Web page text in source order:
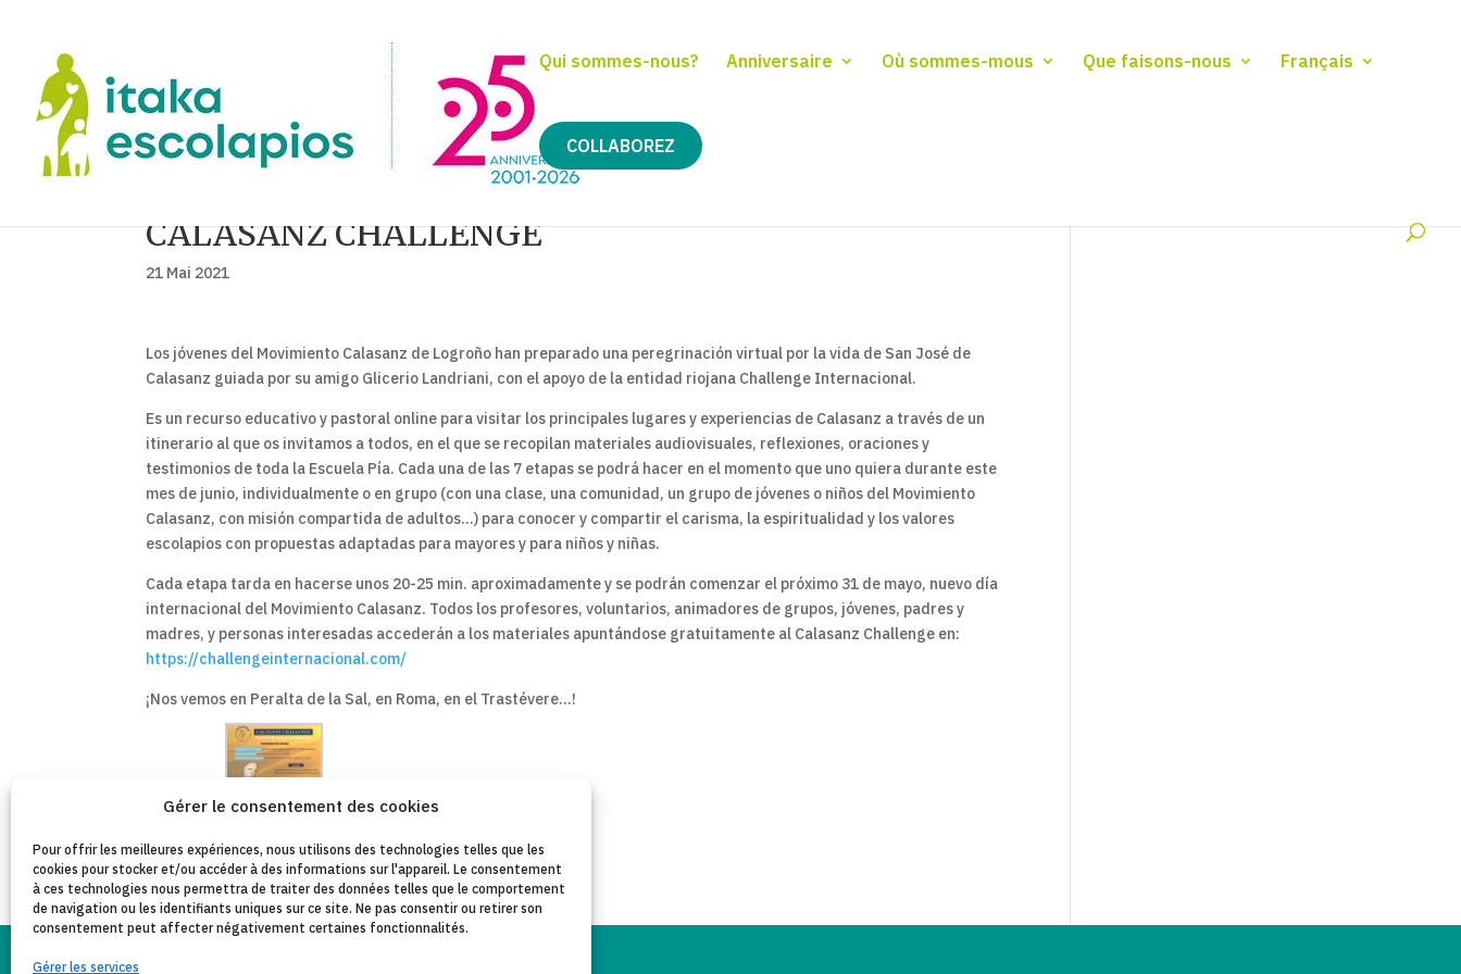
Gérer le consentement des cookies
Pour offrir les meilleures expériences, nous utilisons des technologies telles que les
cookies pour stocker et/ou accéder à des informations sur l'appareil. Le consentement
à ces technologies nous permettra de traiter des données telles que le comportement
de navigation ou les identifiants uniques sur ce site. Ne pas consentir ou retirer son
consentement peut affecter négativement certaines fonctionnalités.
Gérer les services
Qui sommes-nous? Anniversaire Où sommes-mous Que faisons-nous Français
COLLABOREZ
CALASANZ CHALLENGE
21 Mai 2021
Los jóvenes del Movimiento Calasanz de Logroño han preparado una peregrinación virtual por la vida de San José de
Calasanz guiada por su amigo Glicerio Landriani, con el apoyo de la entidad riojana Challenge Internacional.
Es un recurso educativo y pastoral online para visitar los principales lugares y experiencias de Calasanz a través de un
itinerario al que os invitamos a todos, en el que se recopilan materiales audiovisuales, reflexiones, oraciones y
testimonios de toda la Escuela Pía. Cada una de las 7 etapas se podrá hacer en el momento que uno quiera durante este
mes de junio, individualmente o en grupo (con una clase, una comunidad, un grupo de jóvenes o niños del Movimiento
Calasanz, con misión compartida de adultos…) para conocer y compartir el carisma, la espiritualidad y los valores
escolapios con propuestas adaptadas para mayores y para niños y niñas.
Cada etapa tarda en hacerse unos 20-25 min. aproximadamente y se podrán comenzar el próximo 31 de mayo, nuevo día
internacional del Movimiento Calasanz. Todos los profesores, voluntarios, animadores de grupos, jóvenes, padres y
madres, y personas interesadas accederán a los materiales apuntándose gratuitamente al Calasanz Challenge en:
https://challengeinternacional.com/
¡Nos vemos en Peralta de la Sal, en Roma, en el Trastévere…!